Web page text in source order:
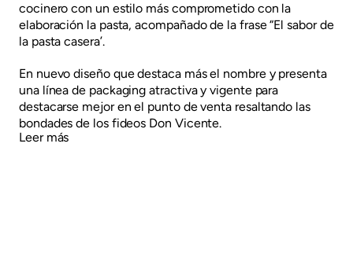
cocinero con un estilo más comprometido con la
elaboración la pasta, acompañado de la frase “El sabor de
la pasta casera’.
En nuevo diseño que destaca más el nombre y presenta
una línea de packaging atractiva y vigente para
destacarse mejor en el punto de venta resaltando las
bondades de los fideos Don Vicente.
Leer más